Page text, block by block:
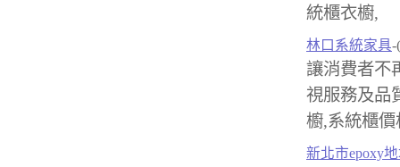
統櫃衣櫥,
林口系統家具-
讓消費者不
視服務及品
櫥,系統櫃價
新北市epoxy